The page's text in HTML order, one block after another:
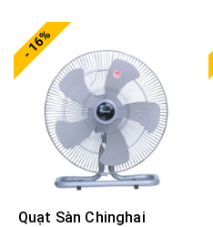
- 16%
Quạt Sàn Chinghai